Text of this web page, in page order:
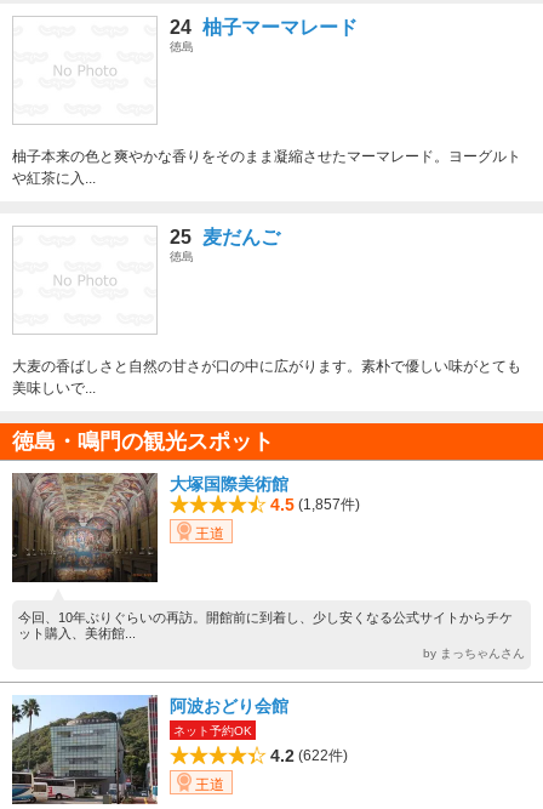
24 柚子マーマレード
徳島
柚子本来の色と爽やかな香りをそのまま凝縮させたマーマレード。ヨーグルト
や紅茶に入...
25 麦だんご
徳島
大麦の香ばしさと自然の甘さが口の中に広がります。素朴で優しい味がとても
美味しいで...
徳島・鳴門の観光スポット
大塚国際美術館
4.5 (1,857件)
王道
今回、10年ぶりぐらいの再訪。開館前に到着し、少し安くなる公式サイトからチケ
ット購入、美術館...
by まっちゃんさん
阿波おどり会館
ネット予約OK
4.2 (622件)
王道